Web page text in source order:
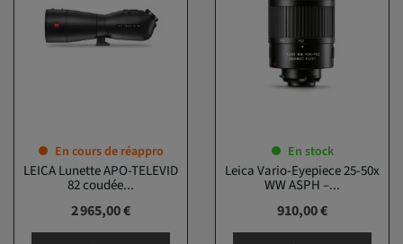
En cours de réappro
LEICA Lunette APO-TELEVID
82 coudée...
Prix
2 965,00 €
En stock
Leica Vario-Eyepiece 25-50x
WW ASPH –...
Prix
910,00 €